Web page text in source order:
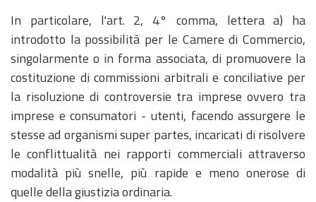
In particolare, l'art. 2, 4° comma, lettera a) ha
introdotto la possibilità per le Camere di Commercio,
singolarmente o in forma associata, di promuovere la
costituzione di commissioni arbitrali e conciliative per
la risoluzione di controversie tra imprese ovvero tra
imprese e consumatori - utenti, facendo assurgere le
stesse ad organismi super partes, incaricati di risolvere
le conflittualità nei rapporti commerciali attraverso
modalità più snelle, più rapide e meno onerose di
quelle della giustizia ordinaria.